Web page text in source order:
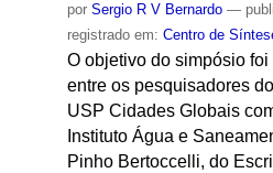
por Sergio R V Bernardo —
registrado em: Centro de
O objetivo do simpósio
entre os pesquisadores
USP Cidades Globais
Instituto Água e
Pinho Bertoccelli, do